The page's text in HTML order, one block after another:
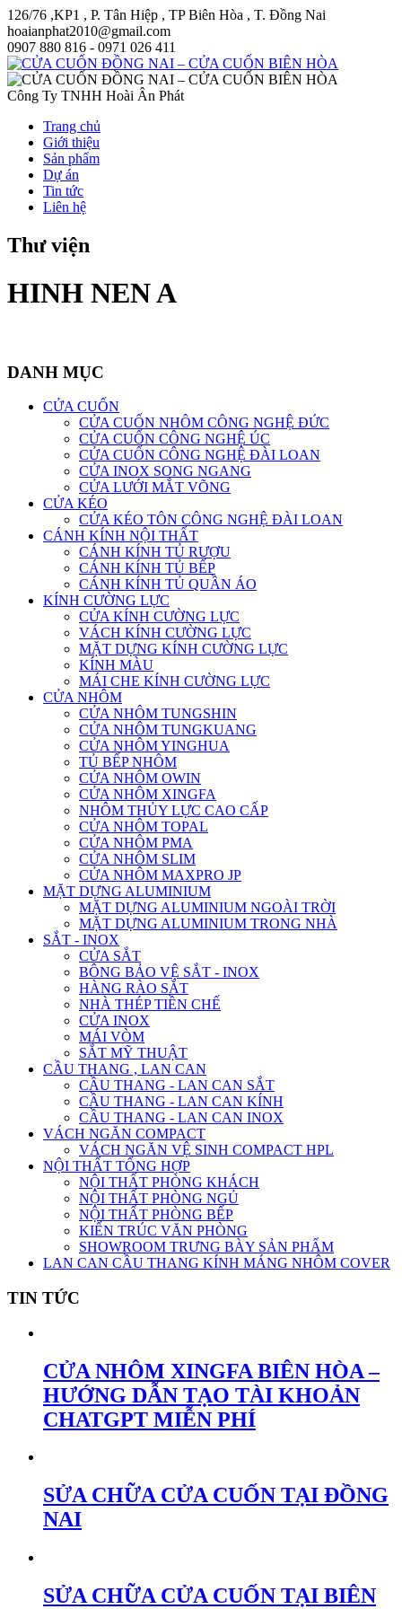
126/76 ,KP1 , P. Tân Hiệp , TP Biên Hòa , T. Đồng Nai
hoaianphat2010@gmail.com
0907 880 816 - 0971 026 411
Công Ty TNHH Hoài Ân Phát
Trang chủ
Giới thiệu
Sản phẩm
Dự án
Tin tức
Liên hệ
Thư viện
HINH NEN A
DANH MỤC
CỬA CUỐN
CỬA CUỐN NHÔM CÔNG NGHỆ ĐỨC
CỬA CUỐN CÔNG NGHỆ ÚC
CỬA CUỐN CÔNG NGHỆ ĐÀI LOAN
CỬA INOX SONG NGANG
CỬA LƯỚI MẮT VÕNG
CỬA KÉO
CỬA KÉO TÔN CÔNG NGHỆ ĐÀI LOAN
CÁNH KÍNH NỘI THẤT
CÁNH KÍNH TỦ RƯỢU
CÁNH KÍNH TỦ BẾP
CÁNH KÍNH TỦ QUẦN ÁO
KÍNH CƯỜNG LỰC
CỬA KÍNH CƯỜNG LỰC
VÁCH KÍNH CƯỜNG LỰC
MẶT DỰNG KÍNH CƯỜNG LỰC
KÍNH MÀU
MÁI CHE KÍNH CƯỜNG LỰC
CỬA NHÔM
CỬA NHÔM TUNGSHIN
CỬA NHÔM TUNGKUANG
CỬA NHÔM YINGHUA
TỦ BẾP NHÔM
CỬA NHÔM OWIN
CỬA NHÔM XINGFA
NHÔM THỦY LỰC CAO CẤP
CỬA NHÔM TOPAL
CỬA NHÔM PMA
CỬA NHÔM SLIM
CỬA NHÔM MAXPRO JP
MẶT DỰNG ALUMINIUM
MẶT DỰNG ALUMINIUM NGOÀI TRỜI
MẶT DỰNG ALUMINIUM TRONG NHÀ
SẮT - INOX
CỬA SẮT
BÔNG BẢO VỆ SẮT - INOX
HÀNG RÀO SẮT
NHÀ THÉP TIỀN CHẾ
CỬA INOX
MÁI VÒM
SẮT MỸ THUẬT
CẦU THANG , LAN CAN
CẦU THANG - LAN CAN SẮT
CẦU THANG - LAN CAN KÍNH
CẦU THANG - LAN CAN INOX
VÁCH NGĂN COMPACT
VÁCH NGĂN VỆ SINH COMPACT HPL
NỘI THẤT TỔNG HỢP
NỘI THẤT PHÒNG KHÁCH
NỘI THẤT PHÒNG NGỦ
NỘI THẤT PHÒNG BẾP
KIẾN TRÚC VĂN PHÒNG
SHOWROOM TRƯNG BÀY SẢN PHẨM
LAN CAN CẦU THANG KÍNH MÁNG NHÔM COVER
TIN TỨC
CỬA NHÔM XINGFA BIÊN HÒA –
HƯỚNG DẪN TẠO TÀI KHOẢN
CHATGPT MIỄN PHÍ
SỬA CHỮA CỬA CUỐN TẠI ĐỒNG
NAI
SỬA CHỮA CỬA CUỐN TẠI BIÊN